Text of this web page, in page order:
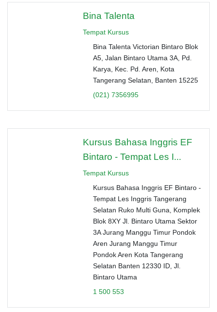
Bina Talenta
Tempat Kursus
Bina Talenta Victorian Bintaro Blok
A5, Jalan Bintaro Utama 3A, Pd.
Karya, Kec. Pd. Aren, Kota
Tangerang Selatan, Banten 15225
(021) 7356995
Kursus Bahasa Inggris EF
Bintaro - Tempat Les I...
Tempat Kursus
Kursus Bahasa Inggris EF Bintaro -
Tempat Les Inggris Tangerang
Selatan Ruko Multi Guna, Komplek
Blok 8XY Jl. Bintaro Utama Sektor
3A Jurang Manggu Timur Pondok
Aren Jurang Manggu Timur
Pondok Aren Kota Tangerang
Selatan Banten 12330 ID, Jl.
Bintaro Utama
1 500 553